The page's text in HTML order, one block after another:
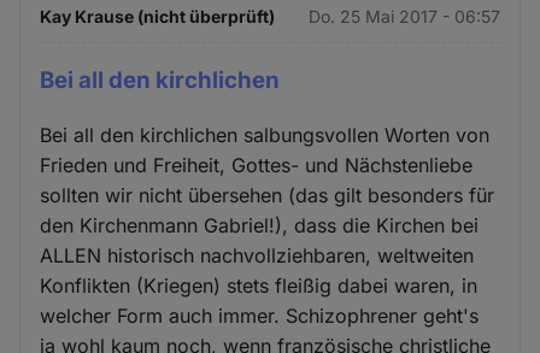
Kay Krause (nicht überprüft) Do. 25 Mai 2017 - 06:57
Bei all den kirchlichen
Bei all den kirchlichen salbungsvollen Worten von
Frieden und Freiheit, Gottes- und Nächstenliebe
sollten wir nicht übersehen (das gilt besonders für
den Kirchenmann Gabriel!), dass die Kirchen bei
ALLEN historisch nachvollziehbaren, weltweiten
Konflikten (Kriegen) stets fleißig dabei waren, in
welcher Form auch immer. Schizophrener geht's
ja wohl kaum noch, wenn französische christliche